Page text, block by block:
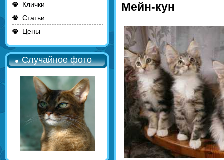
Клички
Статьи
Цены
Случайное фото
Мейн-кун